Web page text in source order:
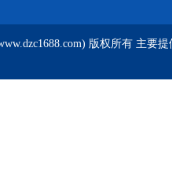
版权所有 主要提